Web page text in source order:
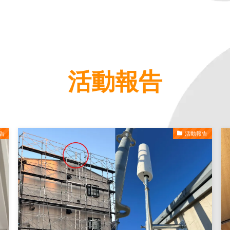
活動報告
活動報告